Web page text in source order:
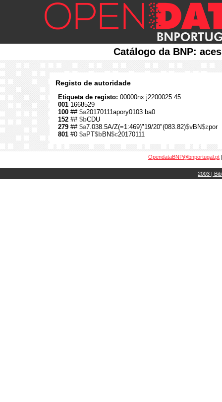
Catálogo da BNP:
Registo de autoridade
Etiqueta de registo: 00000nx j2200025 45
001 1668529
100 ## $a20170111apory0103 ba0
152 ## $bCDU
279 ## $a7.038.5A/Z(=1:469)"19/20"(083.82)$vBN$zpor
801 #0 $aPT$bBN$c20170111
OpendataBNP@bnportugal.pt
2003 |